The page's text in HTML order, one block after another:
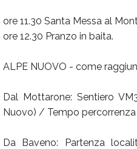
ore 11.30 Santa Messa al
ore 12.30 Pranzo in baita.
ALPE NUOVO - come
Dal Mottarone: Sentiero
Nuovo) / Tempo
Da Baveno: Partenza